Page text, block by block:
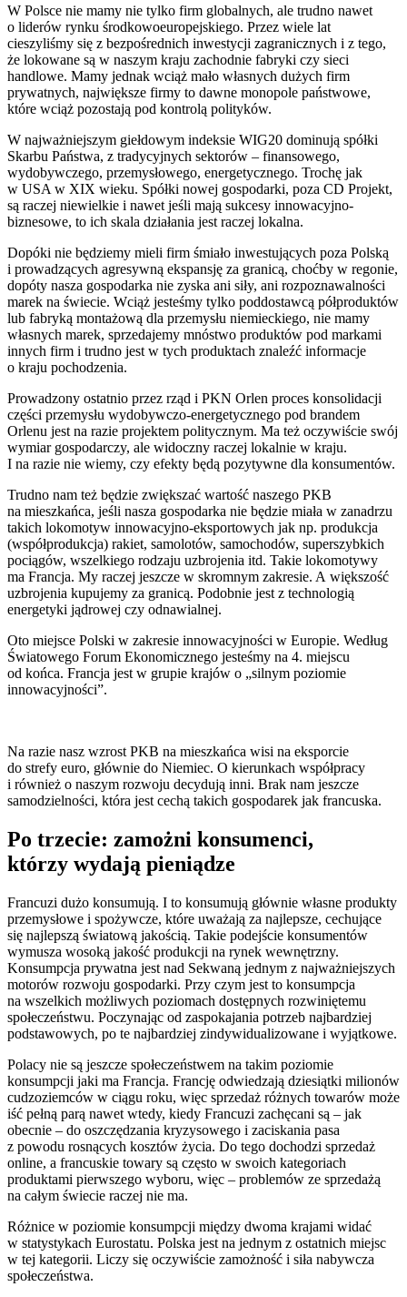
W Polsce nie mamy nie tylko firm globalnych, ale trudno nawet
o liderów rynku środkowoeuropejskiego. Przez wiele lat
cieszyliśmy się z bezpośrednich inwestycji zagranicznych i z tego,
że lokowane są w naszym kraju zachodnie fabryki czy sieci
handlowe. Mamy jednak wciąż mało własnych dużych firm
prywatnych, największe firmy to dawne monopole państwowe,
które wciąż pozostają pod kontrolą polityków.
W najważniejszym giełdowym indeksie WIG20 dominują spółki
Skarbu Państwa, z tradycyjnych sektorów – finansowego,
wydobywczego, przemysłowego, energetycznego. Trochę jak
w USA w XIX wieku. Spółki nowej gospodarki, poza CD Projekt,
są raczej niewielkie i nawet jeśli mają sukcesy innowacyjno-
biznesowe, to ich skala działania jest raczej lokalna.
Dopóki nie będziemy mieli firm śmiało inwestujących poza Polską
i prowadzących agresywną ekspansję za granicą, choćby w regonie,
dopóty nasza gospodarka nie zyska ani siły, ani rozpoznawalności
marek na świecie. Wciąż jesteśmy tylko poddostawcą półproduktów
lub fabryką montażową dla przemysłu niemieckiego, nie mamy
własnych marek, sprzedajemy mnóstwo produktów pod markami
innych firm i trudno jest w tych produktach znaleźć informacje
o kraju pochodzenia.
Prowadzony ostatnio przez rząd i PKN Orlen proces konsolidacji
części przemysłu wydobywczo-energetycznego pod brandem
Orlenu jest na razie projektem politycznym. Ma też oczywiście swój
wymiar gospodarczy, ale widoczny raczej lokalnie w kraju.
I na razie nie wiemy, czy efekty będą pozytywne dla konsumentów.
Trudno nam też będzie zwiększać wartość naszego PKB
na mieszkańca, jeśli nasza gospodarka nie będzie miała w zanadrzu
takich lokomotyw innowacyjno-eksportowych jak np. produkcja
(współprodukcja) rakiet, samolotów, samochodów, superszybkich
pociągów, wszelkiego rodzaju uzbrojenia itd. Takie lokomotywy
ma Francja. My raczej jeszcze w skromnym zakresie. A większość
uzbrojenia kupujemy za granicą. Podobnie jest z technologią
energetyki jądrowej czy odnawialnej.
Oto miejsce Polski w zakresie innowacyjności w Europie. Według
Światowego Forum Ekonomicznego jesteśmy na 4. miejscu
od końca. Francja jest w grupie krajów o „silnym poziomie
innowacyjności”.
Na razie nasz wzrost PKB na mieszkańca wisi na eksporcie
do strefy euro, głównie do Niemiec. O kierunkach współpracy
i również o naszym rozwoju decydują inni. Brak nam jeszcze
samodzielności, która jest cechą takich gospodarek jak francuska.
Po trzecie: zamożni konsumenci,
którzy wydają pieniądze
Francuzi dużo konsumują. I to konsumują głównie własne produkty
przemysłowe i spożywcze, które uważają za najlepsze, cechujące
się najlepszą światową jakością. Takie podejście konsumentów
wymusza wosoką jakość produkcji na rynek wewnętrzny.
Konsumpcja prywatna jest nad Sekwaną jednym z najważniejszych
motorów rozwoju gospodarki. Przy czym jest to konsumpcja
na wszelkich możliwych poziomach dostępnych rozwiniętemu
społeczeństwu. Poczynając od zaspokajania potrzeb najbardziej
podstawowych, po te najbardziej zindywidualizowane i wyjątkowe.
Polacy nie są jeszcze społeczeństwem na takim poziomie
konsumpcji jaki ma Francja. Francję odwiedzają dziesiątki milionów
cudzoziemców w ciągu roku, więc sprzedaż różnych towarów może
iść pełną parą nawet wtedy, kiedy Francuzi zachęcani są – jak
obecnie – do oszczędzania kryzysowego i zaciskania pasa
z powodu rosnących kosztów życia. Do tego dochodzi sprzedaż
online, a francuskie towary są często w swoich kategoriach
produktami pierwszego wyboru, więc – problemów ze sprzedażą
na całym świecie raczej nie ma.
Różnice w poziomie konsumpcji między dwoma krajami widać
w statystykach Eurostatu. Polska jest na jednym z ostatnich miejsc
w tej kategorii. Liczy się oczywiście zamożność i siła nabywcza
społeczeństwa.